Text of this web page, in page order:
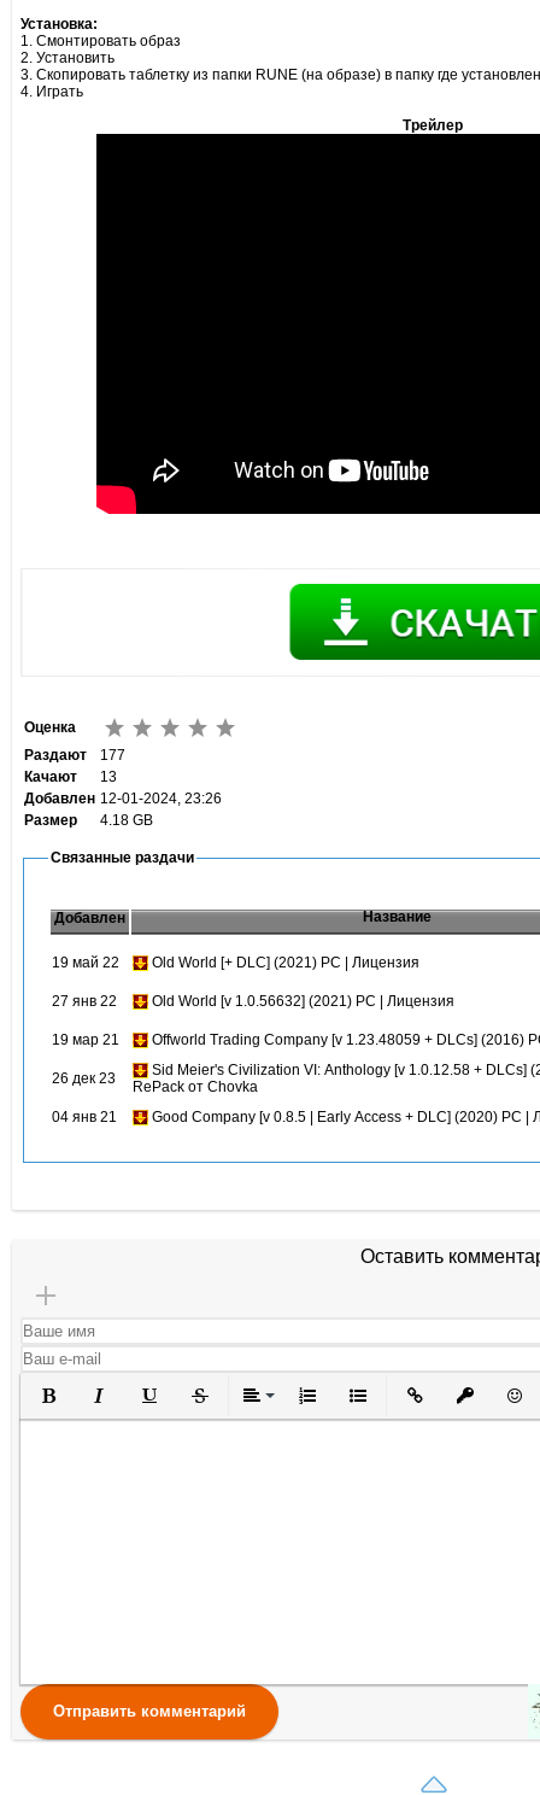
Установка:
1. Смонтировать образ
2. Установить
3. Скопировать таблетку из папки RUNE (на образе) в папку где
4. Играть
Трейлер
Оценка
Раздают
177
Качают
13
Добавлен 12-01-2024, 23:26
Размер
4.18 GB
Связанные раздачи
Добавлен Название
19 май 22 Old World [+ DLC] (2021) PC | Лицензия
27 янв 22 Old World [v 1.0.56632] (2021) PC | Лицензия
19 мар 21 Offworld Trading Company [v 1.23.48059 + DLCs] (2016)
26 дек 23
Sid Meier's Civilization VI: Anthology [v 1.0.12.58 + DLCs]
RePack от Chovka
04 янв 21
Good Company [v 0.8.5 | Early Access + DLC] (2020) PC |
Оставить
Полужирный
КурсивПодчеркнутый
ЗачеркнутыйВыравнивание
Нумерованный список
Маркированный список
Вставить ссылку
Вставить
Отправить комментарий